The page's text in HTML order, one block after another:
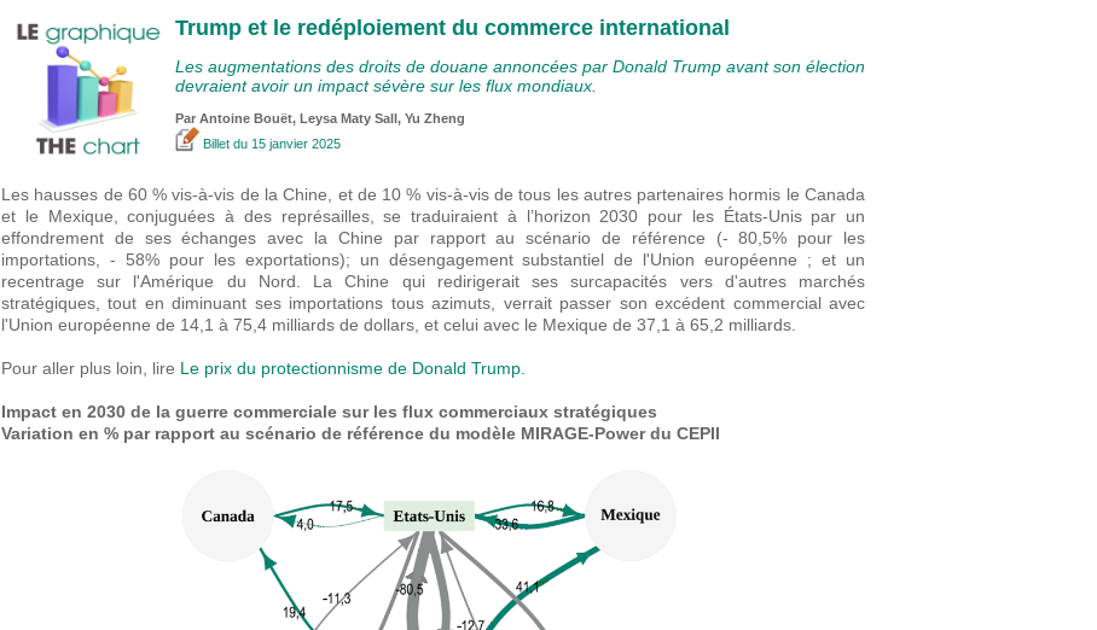
Trump et le redéploiement du commerce international
Les augmentations des droits de douane annoncées par Donald Trump avant son élection
devraient avoir un impact sévère sur les flux mondiaux.
Par Antoine Bouët, Leysa Maty Sall, Yu Zheng
Billet du 15 janvier 2025
Les hausses de 60 % vis-à-vis de la Chine, et de 10 % vis-à-vis de tous les autres partenaires hormis le Canada
et le Mexique, conjuguées à des représailles, se traduiraient à l’horizon 2030 pour les États-Unis par un
effondrement de ses échanges avec la Chine par rapport au scénario de référence (- 80,5% pour les
importations, - 58% pour les exportations); un désengagement substantiel de l'Union européenne ; et un
recentrage sur l'Amérique du Nord. La Chine qui redirigerait ses surcapacités vers d'autres marchés
stratégiques, tout en diminuant ses importations tous azimuts, verrait passer son excédent commercial avec
l'Union européenne de 14,1 à 75,4 milliards de dollars, et celui avec le Mexique de 37,1 à 65,2 milliards.
Pour aller plus loin, lire Le prix du protectionnisme de Donald Trump.
Impact en 2030 de la guerre commerciale sur les flux commerciaux stratégiques
Variation en % par rapport au scénario de référence du modèle MIRAGE-Power du CEPII